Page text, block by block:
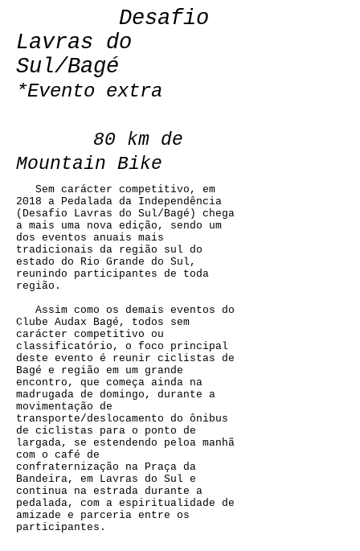
Desafio
Lavras do
Sul/Bagé
*Evento extra
80 km de
Mountain Bike
Sem carácter competitivo, em
2018 a Pedalada da Independência
(Desafio Lavras do Sul/Bagé) chega
a mais uma nova edição, sendo um
dos eventos anuais mais
tradicionais da região sul do
estado do Rio Grande do Sul,
reunindo participantes de toda
região.
Assim como os demais eventos do
Clube Audax Bagé, todos sem
carácter competitivo ou
classificatório, o foco principal
deste evento é reunir ciclistas de
Bagé e região em um grande
encontro, que começa ainda na
madrugada de domingo, durante a
movimentação de
transporte/deslocamento do ônibus
de ciclistas para o ponto de
largada, se estendendo peloa manhã
com o café de
confraternização na Praça da
Bandeira, em Lavras do Sul e
continua na estrada durante a
pedalada, com a espiritualidade de
amizade e parceria entre os
participantes.